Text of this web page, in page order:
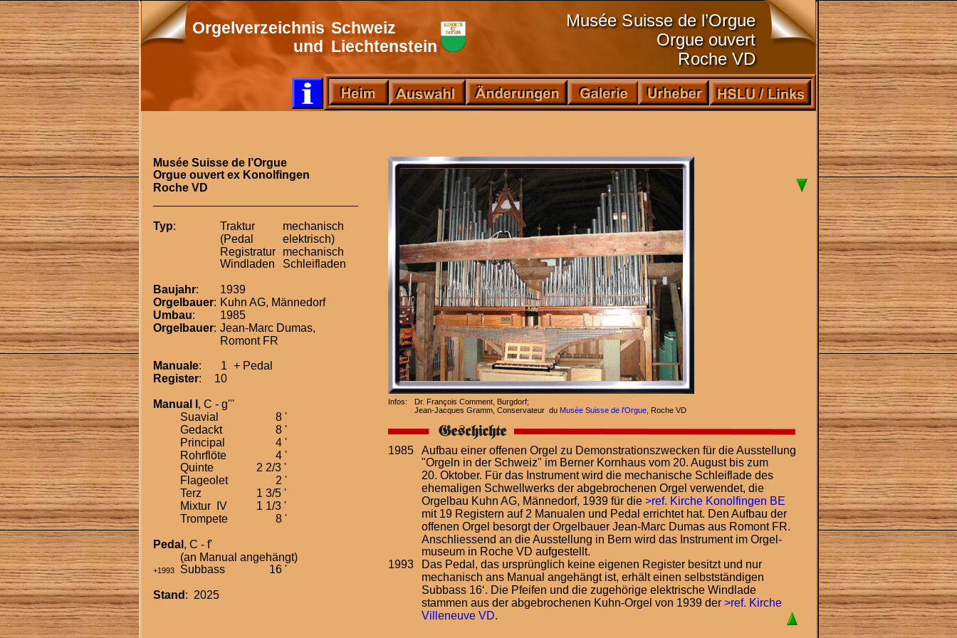
Musée Suisse de l’Orgue
Orgue ouvert ex Konolfingen
Roche VD
Typ: Traktur
mechanisch
(Pedal
elektrisch)
Registratur
mechanisch
Windladen
Schleifladen
Baujahr:
1939
Orgelbauer: Kuhn AG, Männedorf
Umbau:
1985
Orgelbauer: Jean-Marc Dumas,
Romont FR
Manuale: 1 + Pedal
Register: 10
Manual I , C - g'''
Suavial
8 '
Gedackt
8 '
Principal
4 '
Rohrflöte
4 '
Quinte
2 2/3 '
Flageolet
2 '
Terz
1 3/5 '
Mixtur  IV
1 1/3 '
Trompete
8 '
Pedal , C - f'
(an Manual angehängt)
+1993 Subbass 16 '
Stand :  2025
1985
Aufbau einer offenen Orgel zu Demonstrationszwecken für die Ausstellung
"Orgeln in der Schweiz" im Berner Kornhaus vom 20. August bis zum
20. Oktober. Für das Instrument wird die mechanische Schleiflade des
ehemaligen Schwellwerks der abgebrochenen Orgel verwendet, die
Orgelbau Kuhn AG, Männedorf, 1939 für die >ref. Kirche Konolfingen BE
mit 19 Registern auf 2 Manualen und Pedal errichtet hat. Den Aufbau der
offenen Orgel besorgt der Orgelbauer Jean-Marc Dumas aus Romont FR.
Anschliessend an die Ausstellung in Bern wird das Instrument im Orgel-
museum in Roche VD aufgestellt.
1993
Das Pedal, das ursprünglich keine eigenen Register besitzt und nur
mechanisch ans Manual angehängt ist, erhält einen selbstständigen
Subbass 16‘. Die Pfeifen und die zugehörige elektrische Windlade
stammen aus der abgebrochenen Kuhn-Orgel von 1939 der >ref. Kirche
Villeneuve VD.
Infos:
Dr. François Comment, Burgdorf;
Jean-Jacques Gramm, Conservateur  du Musée Suisse de l'Orgue , Roche VD
Orgelverzeichnis Schweiz
und Liechtenstein
Musée Suisse de l’Orgue
Orgue ouvert
Roche VD